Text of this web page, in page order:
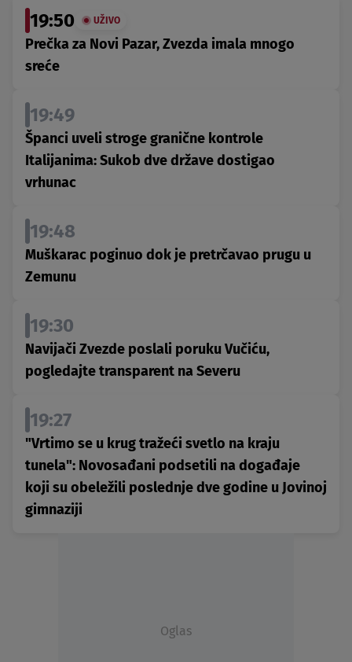
19:50 UŽIVO
Prečka za Novi Pazar, Zvezda imala mnogo
sreće
19:49
Španci uveli stroge granične kontrole
Italijanima: Sukob dve države dostigao
vrhunac
19:48
Muškarac poginuo dok je pretrčavao prugu u
Zemunu
19:30
Navijači Zvezde poslali poruku Vučiću,
pogledajte transparent na Severu
19:27
"Vrtimo se u krug tražeći svetlo na kraju
tunela": Novosađani podsetili na događaje
koji su obeležili poslednje dve godine u Jovinoj
gimnaziji
Oglas